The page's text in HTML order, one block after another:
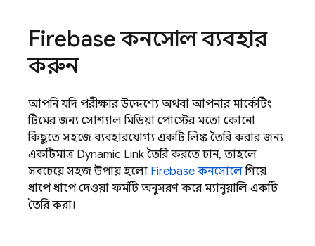
Firebaseকনসোল ব্যবহার
করুন
আপনি যদি পরীক্ষার উদ্দেশ্যে অথবা আপনার মার্কেটিং
টিমের জন্য সোশ্যাল মিডিয়া পোস্টের মতো কোনো
কিছুতে সহজে ব্যবহারযোগ্য একটি লিঙ্ক তৈরি করার জন্য
একটিমাত্র Dynamic Link তৈরি করতে চান, তাহলে
সবচেয়ে সহজ উপায় হলো Firebase কনসোলেগিয়ে
ধাপে ধাপে দেওয়া ফর্মটি অনুসরণ করে ম্যানুয়ালি একটি
তৈরি করা।